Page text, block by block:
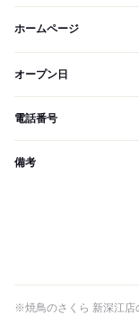
ホームページ
オープン日
電話番号
備考
※焼鳥のさくら 新深江店